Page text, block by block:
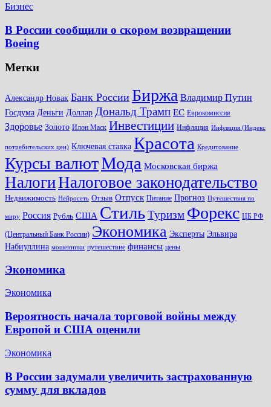
Бизнес
В России сообщили о скором возвращении
Boeing
Метки
Александр Новак Банк России Биржа Владимир Путин
Госдума Деньги Доллар Дональд Трамп ЕС Еврокомиссия
Здоровье Золото Илон Маск Инвестиции Инфляция Инфляция (Индекс
потребительских цен) Ключевая ставка Красота Кредитование
Курсы валютМода Московская биржа
НалогиНалоговое законодательство
Недвижимость Нейросеть Отзыв Отпуск Питание Прогноз Путешествия по
миру Россия Рубль США СтильТуризм Форекс ЦБ РФ
(Центральный Банк России) Экономика Эксперты Эльвира
Набиуллина мошенники путешествие финансы цены
Экономика
Экономика
Вероятность начала торговой войны между
Европой и США оценили
Экономика
В России задумали увеличить застрахованную
сумму для вкладов